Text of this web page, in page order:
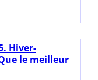
Hiver-
le meilleur